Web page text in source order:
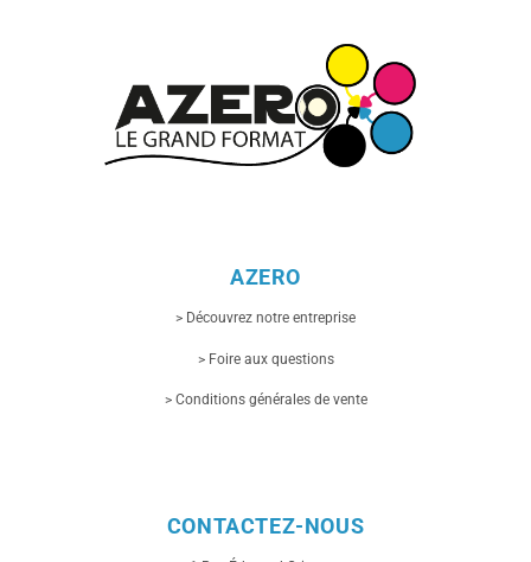
AZERO
> Découvrez notre entreprise
> Foire aux questions
> Conditions générales de vente
CONTACTEZ-NOUS